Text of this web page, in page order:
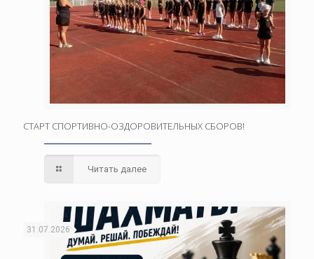
СТАРТ СПОРТИВНО-ОЗДОРОВИТЕЛЬНЫХ СБОРОВ!
Читать далее
31.07.2026